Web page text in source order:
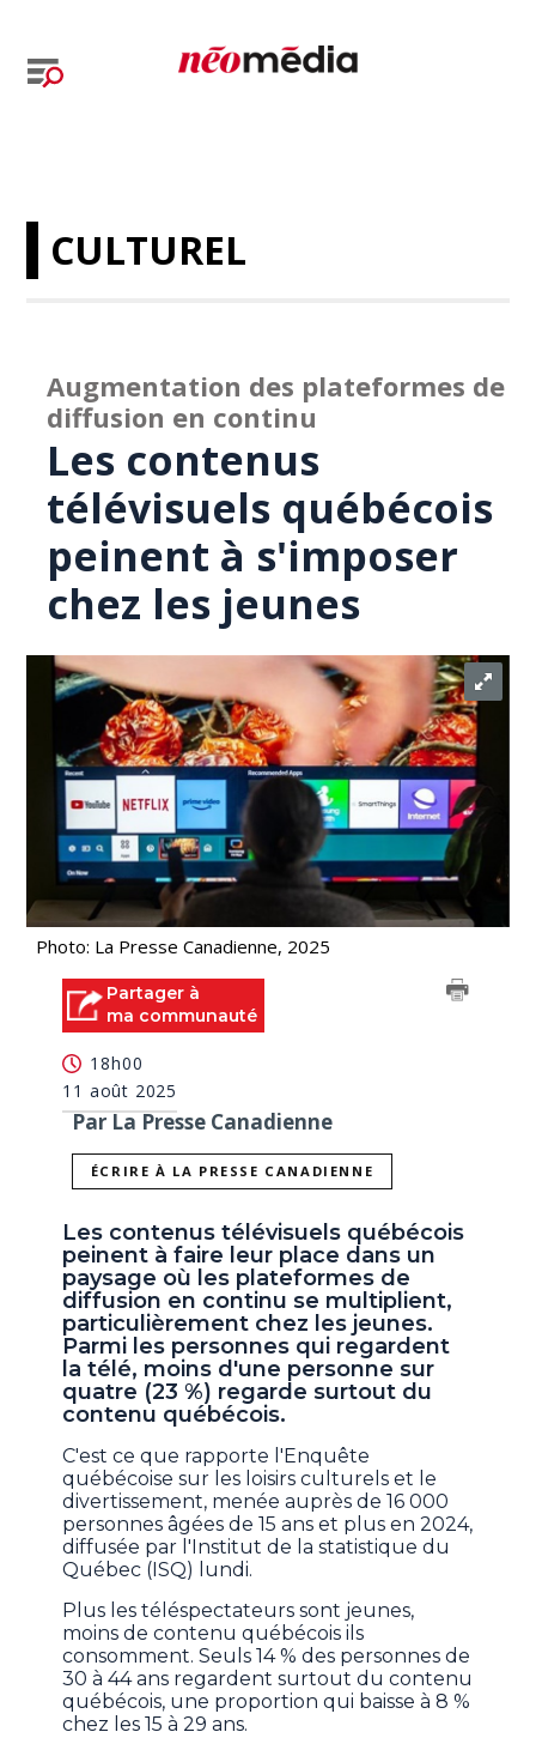
CULTUREL
Augmentation des plateformes de
diffusion en continu
Les contenus
télévisuels québécois
peinent à s'imposer
chez les jeunes
Photo: La Presse Canadienne, 2025
Partager à
ma communauté
18h00
11 août 2025
Par La Presse Canadienne
ÉCRIRE À LA PRESSE CANADIENNE
Les contenus télévisuels québécois
peinent à faire leur place dans un
paysage où les plateformes de
diffusion en continu se multiplient,
particulièrement chez les jeunes.
Parmi les personnes qui regardent
la télé, moins d'une personne sur
quatre (23 %) regarde surtout du
contenu québécois.
C'est ce que rapporte l'Enquête
québécoise sur les loisirs culturels et le
divertissement, menée auprès de 16 000
personnes âgées de 15 ans et plus en 2024,
diffusée par l'Institut de la statistique du
Québec (ISQ) lundi.
Plus les téléspectateurs sont jeunes,
moins de contenu québécois ils
consomment. Seuls 14 % des personnes de
30 à 44 ans regardent surtout du contenu
québécois, une proportion qui baisse à 8 %
chez les 15 à 29 ans.